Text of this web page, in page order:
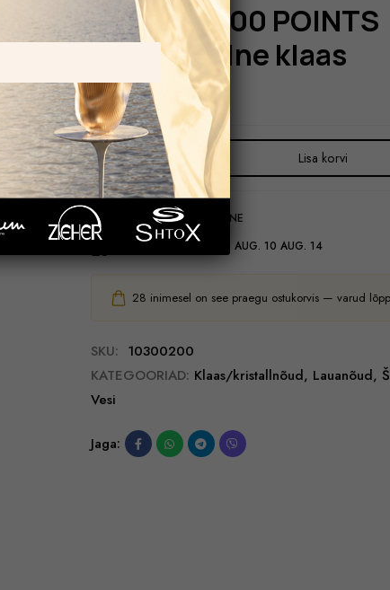
LALIQUE 100 POINTS
universaalne klaas
170,00€
Lisa korvi
TARNE JA TAGASTAMINE
EELDATAV TARNEAEG: AUG. 10 AUG. 14
28 inimesel on see praegu ostukorvis — varud
SKU: 10300200
KATEGOORIAD: Klaas/kristallnõud, Lauanõud,
Vesi
Jaga: